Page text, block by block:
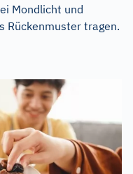
Mondlicht und
Rückenmuster tragen.